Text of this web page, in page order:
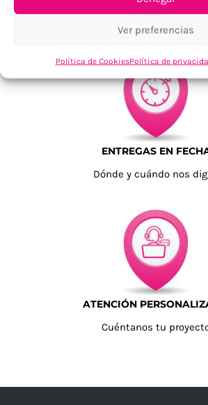
Ver preferencias
Política de CookiesPolítica de
ENTREGAS EN
Dónde y cuándo nos
ATENCIÓN
Cuéntanos tu